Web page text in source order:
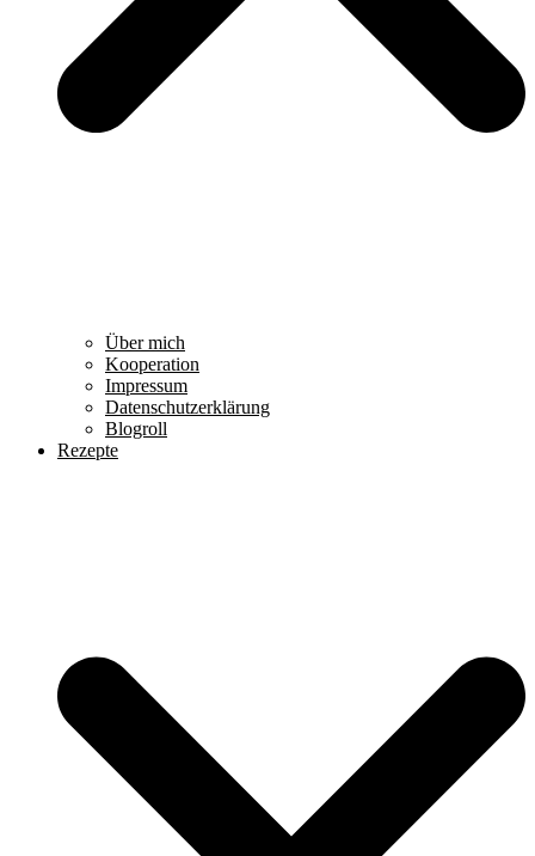
Über mich
Kooperation
Impressum
Datenschutzerklärung
Blogroll
Rezepte